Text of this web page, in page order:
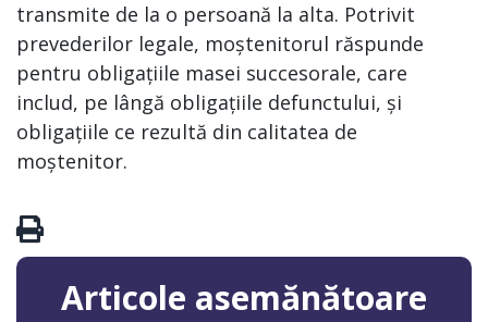
transmite de la o persoană la alta. Potrivit
prevederilor legale, moștenitorul răspunde
pentru obligațiile masei succesorale, care
includ, pe lângă obligațiile defunctului, și
obligațiile ce rezultă din calitatea de
moștenitor.
Articole asemănătoare